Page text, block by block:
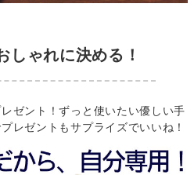
しゃれに決める！
ゼント！ずっと使いたい優しい手
レゼントもサプライズでいいね！